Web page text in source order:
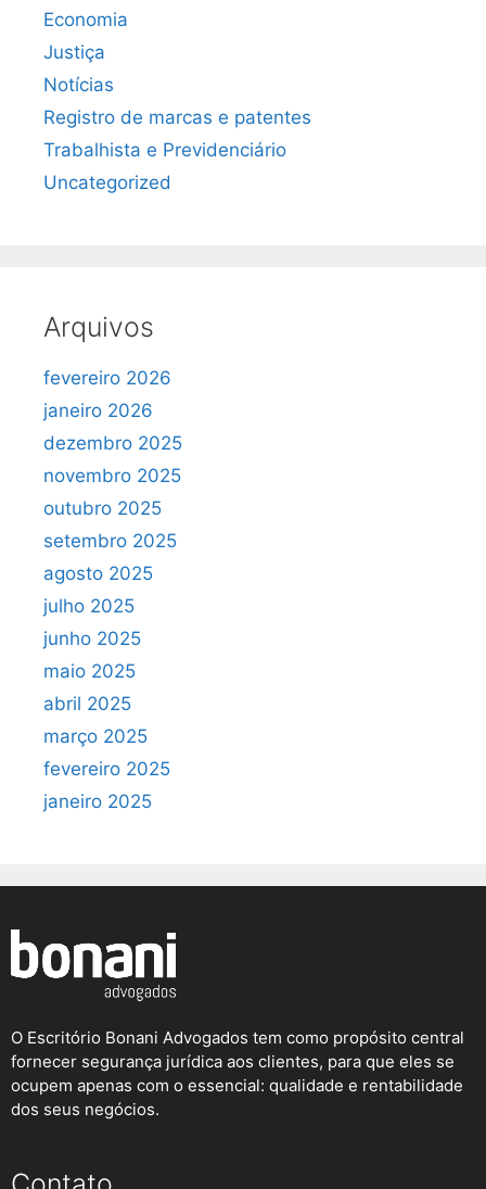
Economia
Justiça
Notícias
Registro de marcas e patentes
Trabalhista e Previdenciário
Uncategorized
Arquivos
fevereiro 2026
janeiro 2026
dezembro 2025
novembro 2025
outubro 2025
setembro 2025
agosto 2025
julho 2025
junho 2025
maio 2025
abril 2025
março 2025
fevereiro 2025
janeiro 2025
O Escritório Bonani Advogados tem como propósito central
fornecer segurança jurídica aos clientes, para que eles se
ocupem apenas com o essencial: qualidade e rentabilidade
dos seus negócios.